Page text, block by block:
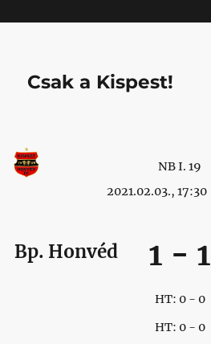
Csak a Kispest!
NB I. 19
2021.02.03., 17:30
Bp. Honvéd 1 - 1
HT: 0 - 0
HT: 0 - 0